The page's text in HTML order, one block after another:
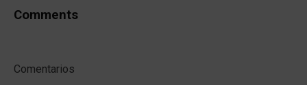
Comments
Comentarios